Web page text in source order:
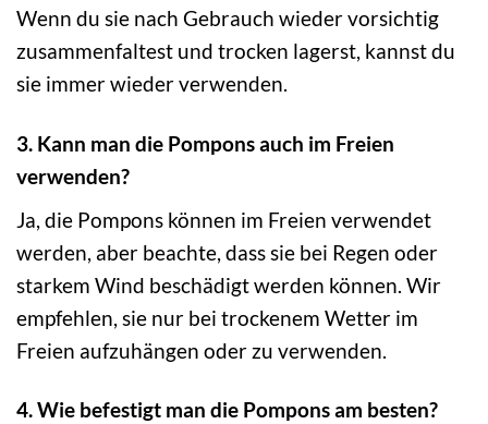
Wenn du sie nach Gebrauch wieder vorsichtig
zusammenfaltest und trocken lagerst, kannst du
sie immer wieder verwenden.
3. Kann man die Pompons auch im Freien
verwenden?
Ja, die Pompons können im Freien verwendet
werden, aber beachte, dass sie bei Regen oder
starkem Wind beschädigt werden können. Wir
empfehlen, sie nur bei trockenem Wetter im
Freien aufzuhängen oder zu verwenden.
4. Wie befestigt man die Pompons am besten?